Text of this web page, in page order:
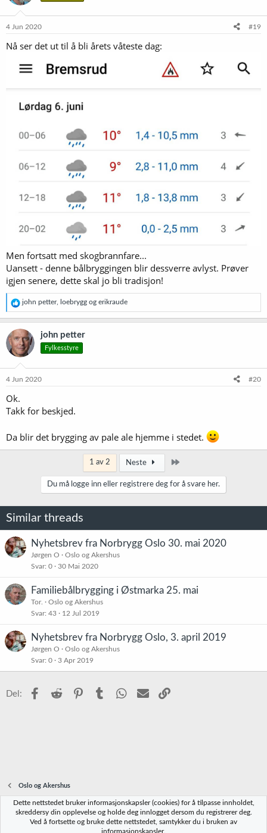
4 Jun 2020 #19
Nå ser det ut til å bli årets våteste dag:
Men fortsatt med skogbrannfare...
Uansett - denne bålbryggingen blir dessverre avlyst. Prøver
igjen senere, dette skal jo bli tradisjon!
R
e
a
k
s
j
o
e
john petter, loebrygg og erikraude
john petter
Fylkesstyre
4 Jun 2020 #20
Ok.
Takk for beskjed.
Da blir det brygging av pale ale hjemme i stedet.
1 av 2 Neste
Du må logge inn eller registrere deg for å svare her.
Similar threads
Nyhetsbrev fra Norbrygg Oslo 30. mai 2020
Jørgen O
Oslo og Akershus
Svar 0 30 Mai 2020
Familiebålbrygging i Østmarka 25. mai
Tor.
Oslo og Akershus
Svar 43 12 Jul 2019
Nyhetsbrev fra Norbrygg Oslo, 3. april 2019
Jørgen O
Oslo og Akershus
Svar 0 3 Apr 2019
Del: Facebook
Reddit PinterestTumblr WhatsApp
E-post
Oslo og Akershus
Norbrygg-default
Vilkår og regler Personvernregler
Dette nettstedet bruker informasjonskapsler (cookies) for å tilpasse innholdet,
skreddersy din opplevelse og holde deg innlogget dersom du registrerer deg.
Ved å fortsette og bruke dette nettstedet, samtykker du i bruken av
informasjonskapsler.